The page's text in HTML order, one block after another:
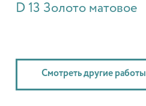
D 13 Золото матовое
Смотреть другие работы